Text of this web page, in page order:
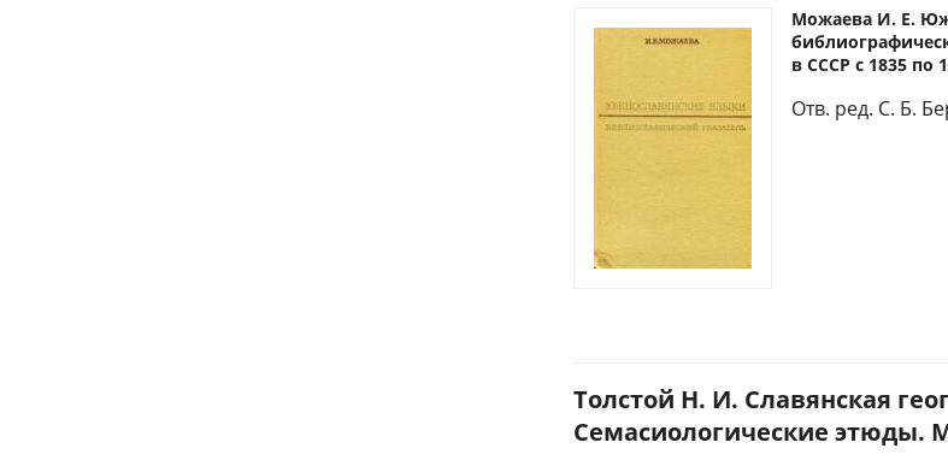
Можаева И. Е.
в СССР с 1835 по
Отв. ред. С. Б.
Толстой Н. И. Славянская
Семасиологические этюды.